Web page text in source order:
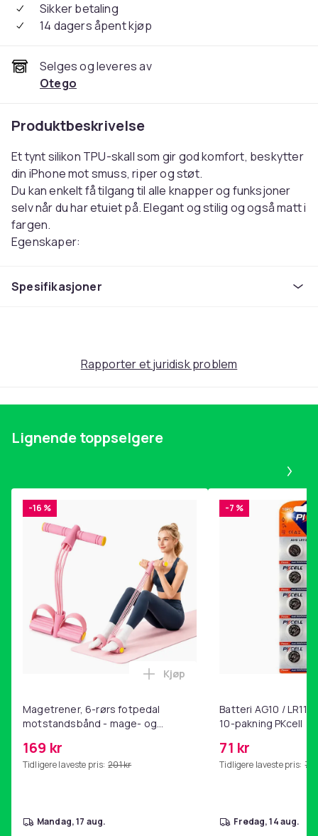
Sikker betaling
14 dagers åpent kjøp
Selges og leveres av
Otego
Produktbeskrivelse
Et tynt silikon TPU-skall som gir god komfort, beskytter
din iPhone mot smuss, riper og støt.
Du kan enkelt få tilgang til alle knapper og funksjoner
selv når du har etuiet på. Elegant og stilig og også matt i
fargen.
Egenskaper:
- Anti fingeravtrykk
882f38e3-fb14-4854-9792-a53d094a3aed
Produktsikkerhetsinformasjon
Spesifikasjoner
Rapporter et juridisk problem
Lignende toppselgere
-16 %
Magetrener, 6-rørs fotpedal
motstandsbånd - mage- og
hjemmegymnastikk Pink
169 kr
Tidligere laveste pris: 201 kr
Legg Magetrener, 6-rørs
Kjøp
mandag, 17 aug.
-7 %
Batteri AG10 /
10-pakning PKcell
71 kr
Tidligere laveste pris: 76
fredag, 14 aug.